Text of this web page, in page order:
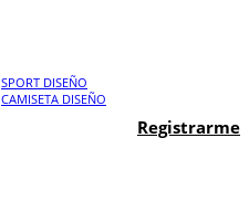
SPORT DISEÑO
CAMISETA DISEÑO
Registrarme